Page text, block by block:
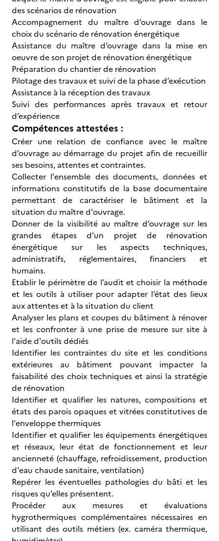
des scénarios de rénovation
Accompagnement du maître d’ouvrage dans le
choix du scénario de rénovation énergétique
Assistance du maître d’ouvrage dans la mise en
oeuvre de son projet de rénovation énergétique
Préparation du chantier de rénovation
Pilotage des travaux et suivi de la phase d’exécution
Assistance à la réception des travaux
Suivi des performances après travaux et retour
d’expérience
Compétences attestées :
Créer une relation de confiance avec le maître
d’ouvrage au démarrage du projet afin de recueillir
ses besoins, attentes et contraintes.
Collecter l'ensemble des documents, données et
informations constitutifs de la base documentaire
permettant de caractériser le bâtiment et la
situation du maître d'ouvrage.
Donner de la visibilité au maître d’ouvrage sur les
grandes étapes d’un projet de rénovation
énergétique sur les aspects techniques,
administratifs, réglementaires, financiers et
humains.
Etablir le périmètre de l’audit et choisir la méthode
et les outils à utiliser pour adapter l’état des lieux
aux attentes et à la situation du client
Analyser les plans et coupes du bâtiment à rénover
et les confronter à une prise de mesure sur site à
l'aide d'outils dédiés
Identifier les contraintes du site et les conditions
extérieures au bâtiment pouvant impacter la
faisabilité des choix techniques et ainsi la stratégie
de rénovation
Identifier et qualifier les natures, compositions et
états des parois opaques et vitrées constitutives de
l'enveloppe thermiques
Identifier et qualifier les équipements énergétiques
et réseaux, leur état de fonctionnement et leur
ancienneté (chauffage, refroidissement, production
d'eau chaude sanitaire, ventilation)
Repérer les éventuelles pathologies du bâti et les
risques qu’elles présentent.
Procéder aux mesures et évaluations
hygrothermiques complémentaires nécessaires en
utilisant des outils métiers (ex. caméra thermique,